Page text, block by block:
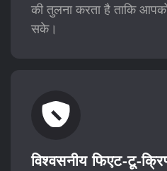
की तुलना करता है ताकि आपको
सके।
विश्वसनीय फिएट-टू-